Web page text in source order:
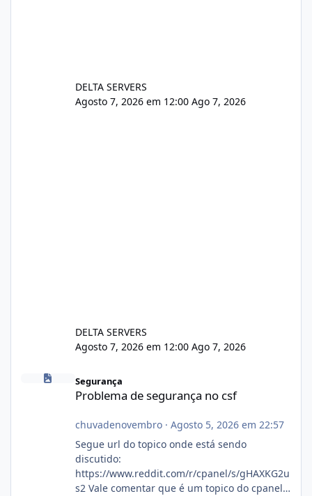
DELTA SERVERS
Agosto 7, 2026 em 12:00 Ago 7, 2026
DELTA SERVERS
Agosto 7, 2026 em 12:00 Ago 7, 2026
Problema de segurança no csf
Segurança
Problema de segurança no csf
chuvadenovembro· Agosto 5, 2026 em 22:57
Segue url do topico onde está sendo
discutido:
https://www.reddit.com/r/cpanel/s/gHAXKG2u
s2 Vale comentar que é um topico do cpanel...